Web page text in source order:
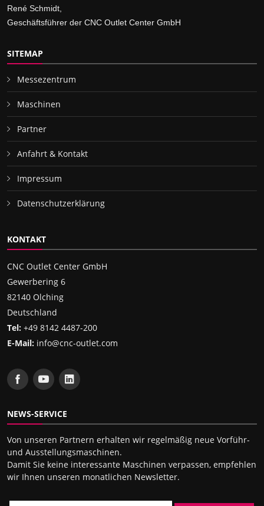
René Schmidt,
Geschäftsführer der CNC Outlet Center GmbH
SITEMAP
Messezentrum
Maschinen
Partner
Anfahrt & Kontakt
Impressum
Datenschutzerklärung
KONTAKT
CNC Outlet Center GmbH
Gewerbering 6
82140 Olching
Deutschland
Tel: +49 8142 4487-200
E-Mail: info@cnc-outlet.com
NEWS-SERVICE
Von unseren Partnern erhalten wir regelmäßig neue Vorführ-
und Ausstellungsmaschinen.
Damit Sie keine interessante Maschinen verpassen, empfehlen
wir Ihnen unseren monatlichen Newsletter.